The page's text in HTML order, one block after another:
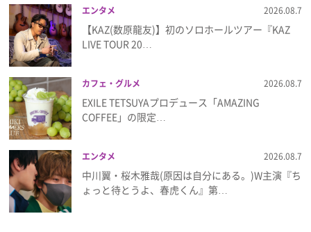
フィルム
Emoメン
ランキング
Emo!miuとは？
免責事項
プライバシーポリシー
エンタメ 2026.08.7
【KAZ(数原龍友)】初のソロホールツアー『KAZ
LIVE TOUR 20…
カフェ・グルメ 2026.08.7
EXILE TETSUYAプロデュース「AMAZING
COFFEE」の限定…
エンタメ 2026.08.7
中川翼・桜木雅哉(原因は自分にある。)W主演『ち
ょっと待とうよ、春虎くん』第…